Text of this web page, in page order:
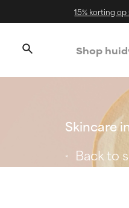
15% korting
Shop
Skincare
Back to